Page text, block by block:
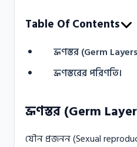
Table Of Contents
ভ্রূণস্তর (Germ
ভ্রূণস্তরের পরিণতি।
ভ্রূণস্তর (Germ
যৌন প্রজনন (Sexual